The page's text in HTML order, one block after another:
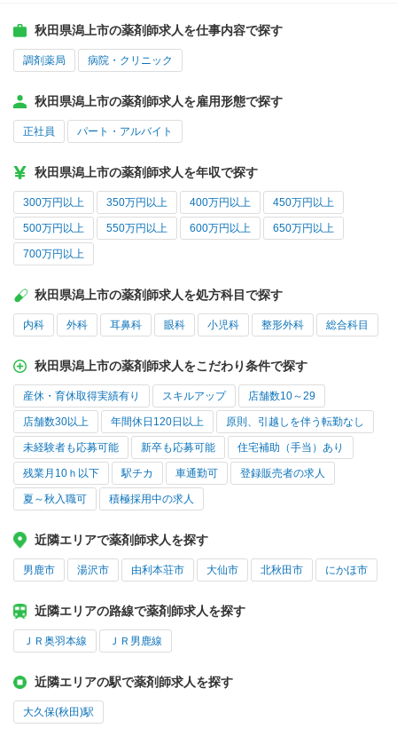
秋田県潟上市の薬剤師求人を仕事内容で探す
調剤薬局 病院・クリニック
秋田県潟上市の薬剤師求人を雇用形態で探す
正社員 パート・アルバイト
秋田県潟上市の薬剤師求人を年収で探す
300万円以上 350万円以上 400万円以上 450万円以上
500万円以上 550万円以上 600万円以上 650万円以上
700万円以上
秋田県潟上市の薬剤師求人を処方科目で探す
内科 外科 耳鼻科 眼科 小児科 整形外科 総合科目
秋田県潟上市の薬剤師求人をこだわり条件で探す
産休・育休取得実績有り スキルアップ 店舗数10～29
店舗数30以上 年間休日120日以上 原則、引越しを伴う転勤なし
未経験者も応募可能 新卒も応募可能 住宅補助（手当）あり
残業月10ｈ以下 駅チカ 車通勤可 登録販売者の求人
夏～秋入職可 積極採用中の求人
近隣エリアで薬剤師求人を探す
男鹿市 湯沢市 由利本荘市 大仙市 北秋田市 にかほ市
近隣エリアの路線で薬剤師求人を探す
ＪＲ奥羽本線 ＪＲ男鹿線
近隣エリアの駅で薬剤師求人を探す
大久保(秋田)駅